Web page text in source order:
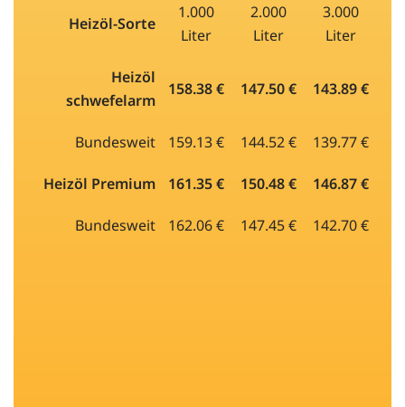
Heizöl-Sorte
1.000
Liter
2.000
Liter
3.000
Liter
Heizöl
schwefelarm
158.38 € 147.50 € 143.89 €
Bundesweit 159.13 € 144.52 € 139.77 €
Heizöl Premium 161.35 € 150.48 € 146.87 €
Bundesweit 162.06 € 147.45 € 142.70 €